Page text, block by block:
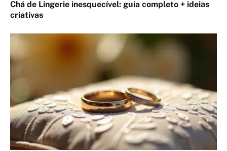
Chá de Lingerie inesquecível: guia completo + ideias
criativas